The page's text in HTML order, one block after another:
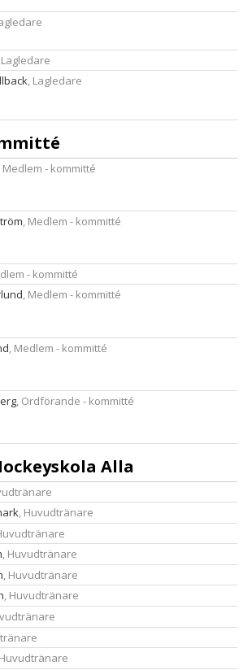
Lagledare
, Lagledare
, Medlem - kommitté
, Medlem - kommitté
- kommitté
, Medlem - kommitté
, Medlem - kommitté
, Ordförande - kommitté
Alla
, Huvudtränare
, Huvudtränare
, Huvudtränare
, Huvudtränare